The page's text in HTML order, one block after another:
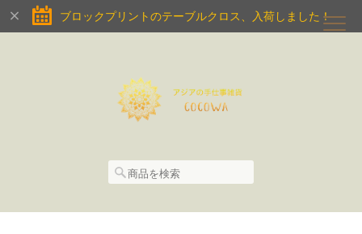
ブロックプリントのテーブルクロス、入荷しました！